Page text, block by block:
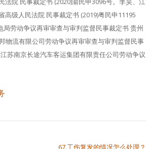
级人民法院 民事裁定书 (2019)粤民申11195
劳动争议再审审查与审判监督民事裁定书 贵州
物流有限公司劳动争议再审审查与审判监督民事
苏南京长途汽车客运集团有限责任公司劳动争议
67.工伤复发的情况怎么处理？